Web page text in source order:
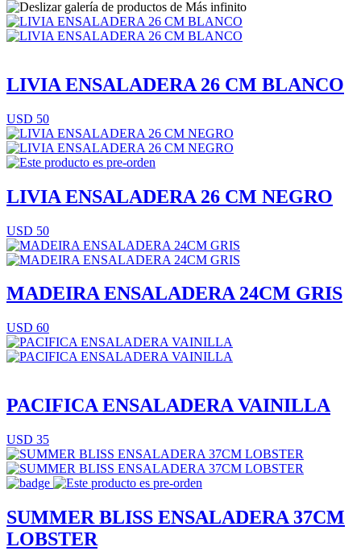
LIVIA ENSALADERA 26 CM BLANCO
USD 50
LIVIA ENSALADERA 26 CM NEGRO
USD 50
MADEIRA ENSALADERA 24CM GRIS
USD 60
PACIFICA ENSALADERA VAINILLA
USD 35
SUMMER BLISS ENSALADERA 37CM
LOBSTER